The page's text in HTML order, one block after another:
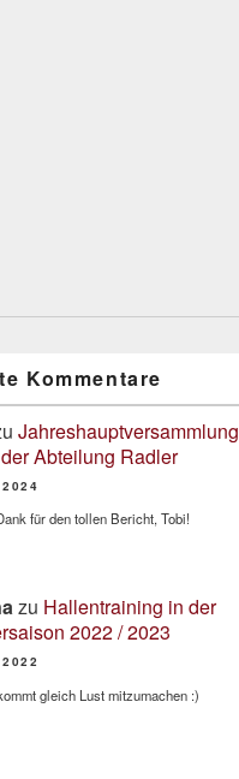
Kommentare
Jahreshauptversammlung
Abteilung Radler
für den tollen Bericht, Tobi!
zu Hallentraining in der
2022 / 2023
gleich Lust mitzumachen :)